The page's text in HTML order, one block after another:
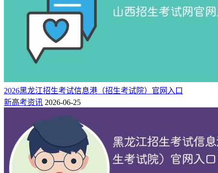
2026黑龙江招生考试信息港（招生考试院）官网入口
新高考资讯 2026-06-25